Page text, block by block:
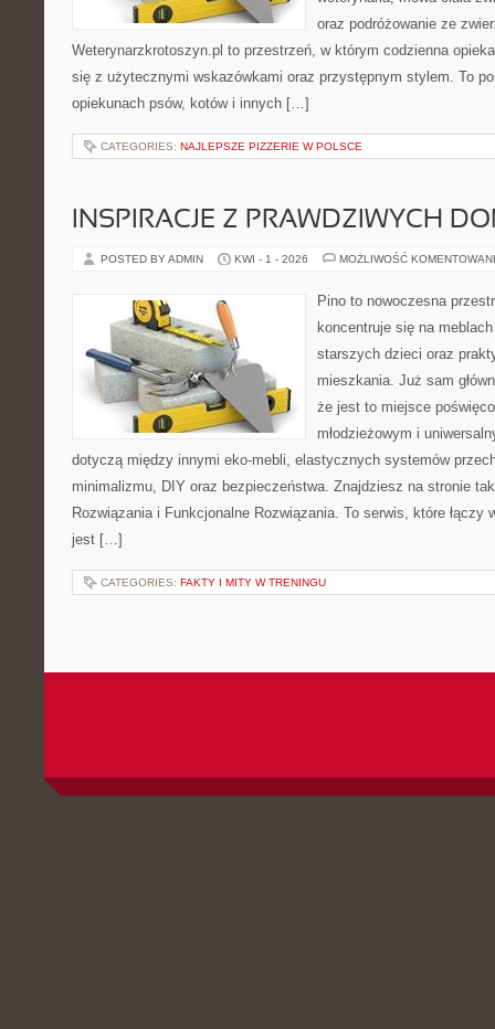
oraz podróżowanie ze
Weterynarzkrotoszyn.pl to przestrzeń, w którym codzienna
się z użytecznymi wskazówkami oraz przystępnym stylem. To
opiekunach psów, kotów i innych […]
CATEGORIES: NAJLEPSZE PIZZERIE W POLSCE
INSPIRACJE Z PRAWDZIWYCH
POSTED BY ADMIN KWI - 1 - 2026 MOŻLIWOŚĆ
Pino to nowoczesna
koncentruje się na
starszych dzieci oraz
mieszkania. Już sam
że jest to miejsce
młodzieżowym i
dotyczą między innymi eko-mebli, elastycznych systemów
minimalizmu, DIY oraz bezpieczeństwa. Znajdziesz na stronie
Rozwiązania i Funkcjonalne Rozwiązania. To serwis, które łączy
jest […]
CATEGORIES: FAKTY I MITY W TRENINGU